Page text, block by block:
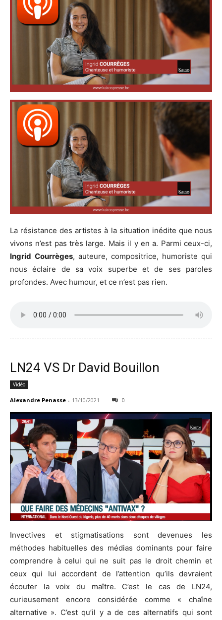
La résistance des artistes à la situation inédite que nous
vivons n’est pas très large. Mais il y en a. Parmi ceux-ci,
Ingrid Courrèges, auteure, compositrice, humoriste qui
nous éclaire de sa voix superbe et de ses paroles
profondes. Avec humour, et ce n’est pas rien.
LN24 VS Dr David Bouillon
Vidéo
Alexandre Penasse - 13/10/2021 0
Invectives et stigmatisations sont devenues les
méthodes habituelles des médias dominants pour faire
comprendre à celui qui ne suit pas le droit chemin et
ceux qui lui accordent de l’attention qu’ils devraient
écouter la voix du maître. C’est le cas de LN24,
curieusement encore considérée comme « chaîne
alternative ». C’est qu’il y a de ces alternatifs qui sont